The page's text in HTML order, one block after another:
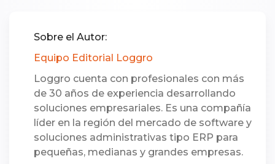
Sobre el Autor:
Equipo Editorial Loggro
Loggro cuenta con profesionales con más
de 30 años de experiencia desarrollando
soluciones empresariales. Es una compañía
líder en la región del mercado de software y
soluciones administrativas tipo ERP para
pequeñas, medianas y grandes empresas.